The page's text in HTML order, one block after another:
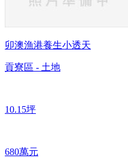
卯澳漁港養生小透天
貢寮區 - 土地
10.15坪
680萬元